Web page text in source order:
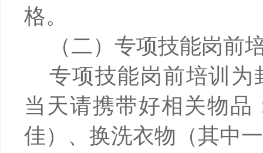
格。
（二）专项技能岗前
专项技能岗前培训
当天请携带好相关物
佳）、换洗衣物（其中